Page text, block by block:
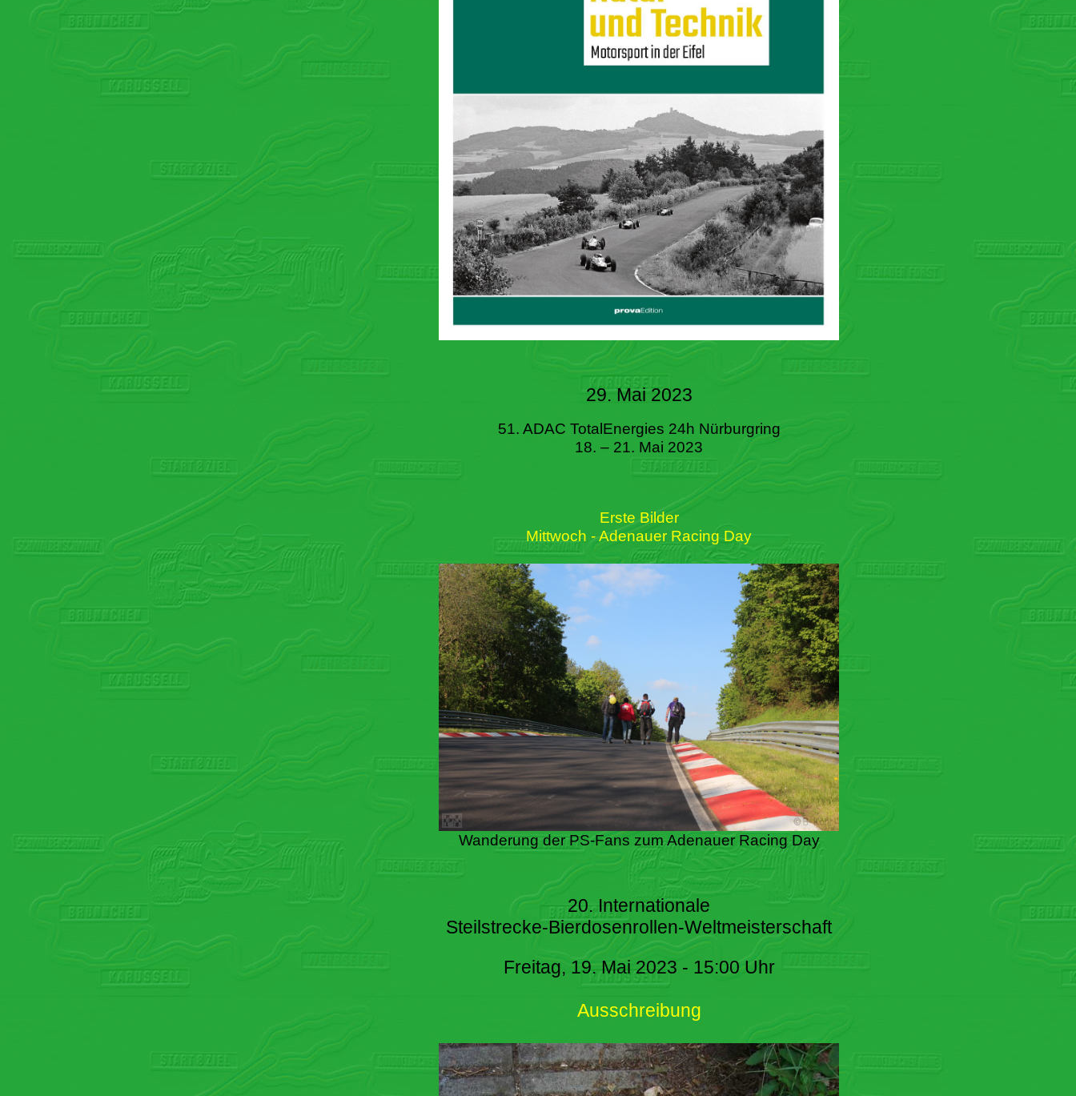
29. Mai 2023
51. ADAC TotalEnergies 24h Nürburgring
18. – 21. Mai 2023
Erste Bilder
Mittwoch - Adenauer Racing Day
Wanderung der PS-Fans zum Adenauer Racing Day
20. Internationale
Steilstrecke-Bierdosenrollen-Weltmeisterschaft
Freitag, 19. Mai 2023 - 15:00 Uhr
Ausschreibung